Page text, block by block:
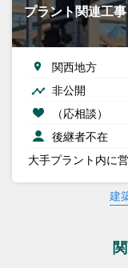
プラント関連工事
関西地方
非公開
（応相談）
後継者不在
大手プラント内に
建